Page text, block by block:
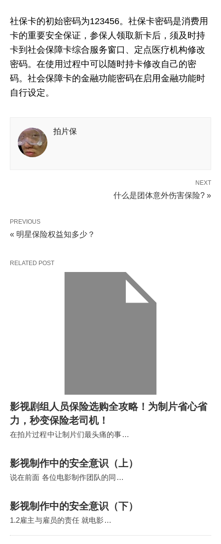
社保卡的初始密码为123456。社保卡密码是消费用
卡的重要安全保证，参保人领取新卡后，须及时持
卡到社会保障卡综合服务窗口、定点医疗机构修改
密码。在使用过程中可以随时持卡修改自己的密
码。社会保障卡的金融功能密码在启用金融功能时
自行设定。
拍片保
NEXT
什么是团体意外伤害保险? »
PREVIOUS
« 明星保险权益知多少？
RELATED POST
影视剧组人员保险选购全攻略！为制片省心省
力，秒变保险老司机！
在拍片过程中让制片们最头痛的事…
影视制作中的安全意识（上）
说在前面 各位电影制作团队的同…
影视制作中的安全意识（下）
1.2雇主与雇员的责任 就电影…